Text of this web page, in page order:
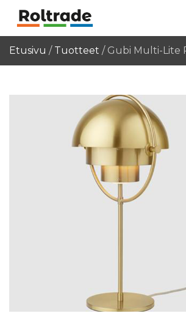
Etusivu / Tuotteet / Gubi Multi-Lite